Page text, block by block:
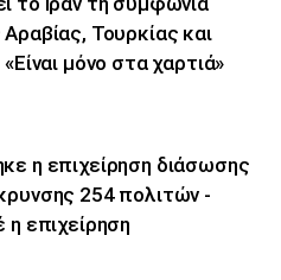
Τουρκίας και
μόνο στα χαρτιά»
η επιχείρηση διάσωσης
254 πολιτών -
επιχείρηση